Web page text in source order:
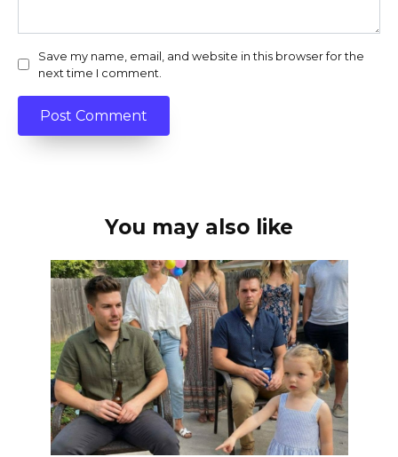
Save my name, email, and website in this browser for the
next time I comment.
You may also like